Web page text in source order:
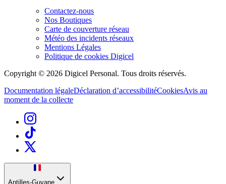
Contactez-nous
Nos Boutiques
Carte de couverture réseau
Météo des incidents réseaux
Mentions Légales
Politique de cookies Digicel
Copyright © 2026 Digicel Personal. Tous droits réservés.
Documentation légaleDéclaration d’accessibilitéCookiesAvis au
moment de la collecte
Antilles-Guyane